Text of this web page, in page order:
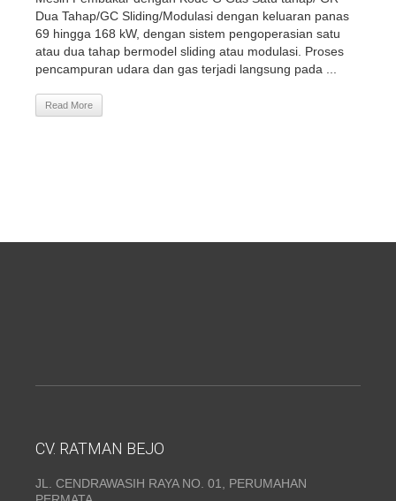
Dua Tahap/GC Sliding/Modulasi dengan keluaran panas
69 hingga 168 kW, dengan sistem pengoperasian satu
atau dua tahap bermodel sliding atau modulasi. Proses
pencampuran udara dan gas terjadi langsung pada ...
Read More
CV. RATMAN BEJO
JL. CENDRAWASIH RAYA NO. 01, PERUMAHAN